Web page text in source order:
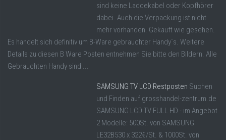
sind keine Ladcekabel oder Kopfhörer
dabei. Auch die Verpackung ist nicht
mehr vorhanden. Gekauft wie gesehen.
Es handelt sich definitiv um B-Ware gebrauchter Handy´s. Weitere
Details zu diesen B Ware Posten entnehmen Sie bitte den Bildern. Alle
Gebrauchten Handy sind ...
SAMSUNG TV LCD Restposten Suchen
und Finden auf grosshandel-zentrum.de
SAMSUNG LCD TV FULL HD - im Angebot
2 Modelle: 500St. von SAMSUNG
LE32B530 x 322€/St. & 1000St. von